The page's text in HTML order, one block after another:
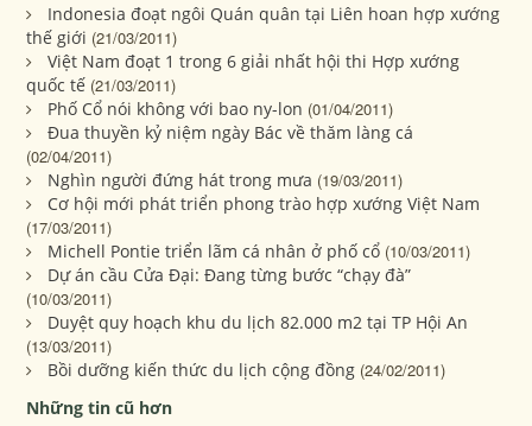
Indonesia đoạt ngôi Quán quân tại Liên hoan hợp xướng
thế giới (21/03/2011)
Việt Nam đoạt 1 trong 6 giải nhất hội thi Hợp xướng
quốc tế (21/03/2011)
Phố Cổ nói không với bao ny-lon (01/04/2011)
Đua thuyền kỷ niệm ngày Bác về thăm làng cá
(02/04/2011)
Nghìn người đứng hát trong mưa (19/03/2011)
Cơ hội mới phát triển phong trào hợp xướng Việt Nam
(17/03/2011)
Michell Pontie triển lãm cá nhân ở phố cổ (10/03/2011)
Dự án cầu Cửa Đại: Đang từng bước “chạy đà”
(10/03/2011)
Duyệt quy hoạch khu du lịch 82.000 m2 tại TP Hội An
(13/03/2011)
Bồi dưỡng kiến thức du lịch cộng đồng (24/02/2011)
Những tin cũ hơn